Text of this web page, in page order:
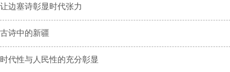
让边塞诗彰显时代张力
古诗中的新疆
时代性与人民性的充分彰显